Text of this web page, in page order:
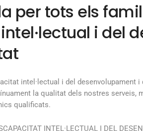
per tots els
i del
intel·lectual i del
la qualitat dels nostres serveis,
qualificats.
INTEL·LECTUAL I DEL